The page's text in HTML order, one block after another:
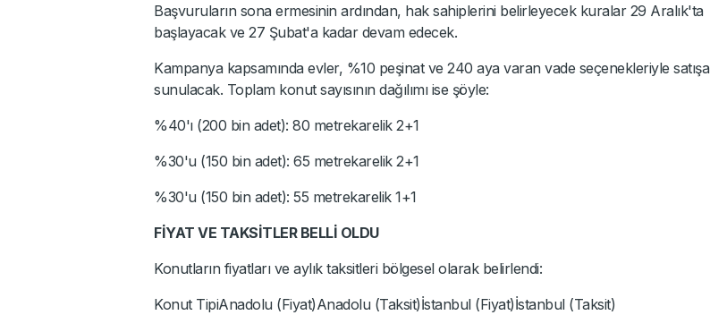
Başvuruların sona ermesinin ardından, hak sahiplerini belirleyecek kuralar 29 Aralık'ta
başlayacak ve 27 Şubat'a kadar devam edecek.
Kampanya kapsamında evler, %10 peşinat ve 240 aya varan vade seçenekleriyle satışa
sunulacak. Toplam konut sayısının dağılımı ise şöyle:
%40'ı (200 bin adet): 80 metrekarelik 2+1
%30'u (150 bin adet): 65 metrekarelik 2+1
%30'u (150 bin adet): 55 metrekarelik 1+1
FİYAT VE TAKSİTLER BELLİ OLDU
Konutların fiyatları ve aylık taksitleri bölgesel olarak belirlendi:
Konut TipiAnadolu (Fiyat)Anadolu (Taksit)İstanbul (Fiyat)İstanbul (Taksit)